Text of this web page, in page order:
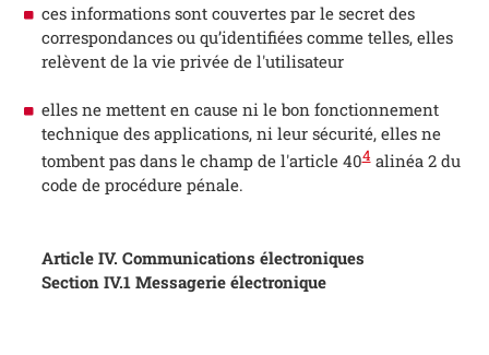
ces informations sont couvertes par le secret des
correspondances ou qu’identifiées comme telles, elles
relèvent de la vie privée de l'utilisateur
elles ne mettent en cause ni le bon fonctionnement
technique des applications, ni leur sécurité, elles ne
tombent pas dans le champ de l'article 404alinéa 2 du
code de procédure pénale.
Article IV. Communications électroniques
Section IV.1 Messagerie électronique